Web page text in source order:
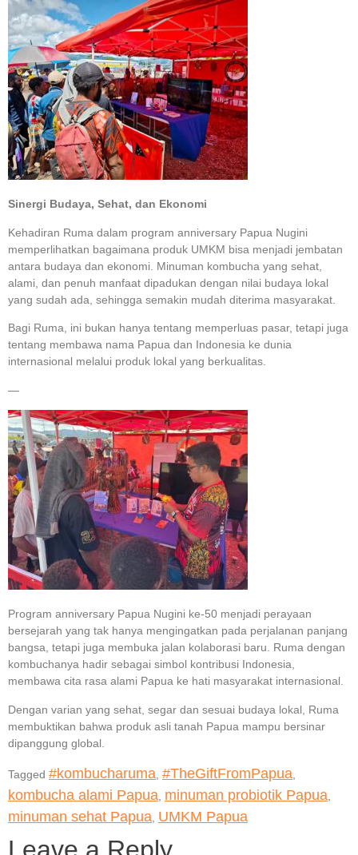
Sinergi Budaya, Sehat, dan Ekonomi
Kehadiran Ruma dalam program anniversary Papua Nugini
memperlihatkan bagaimana produk UMKM bisa menjadi jembatan
antara budaya dan ekonomi. Minuman kombucha yang sehat,
alami, dan penuh manfaat dipadukan dengan nilai budaya lokal
yang sudah ada, sehingga semakin mudah diterima masyarakat.
Bagi Ruma, ini bukan hanya tentang memperluas pasar, tetapi juga
tentang membawa nama Papua dan Indonesia ke dunia
internasional melalui produk lokal yang berkualitas.
—
Program anniversary Papua Nugini ke-50 menjadi perayaan
bersejarah yang tak hanya mengingatkan pada perjalanan panjang
bangsa, tetapi juga membuka jalan kolaborasi baru. Ruma dengan
kombuchanya hadir sebagai simbol kontribusi Indonesia,
membawa cita rasa alami Papua ke hati masyarakat internasional.
Dengan varian yang sehat, segar dan sesuai budaya lokal, Ruma
membuktikan bahwa produk asli tanah Papua mampu bersinar
dipanggung global.
Tagged #kombucharuma, #TheGiftFromPapua,
kombucha alami Papua, minuman probiotik Papua,
minuman sehat Papua, UMKM Papua